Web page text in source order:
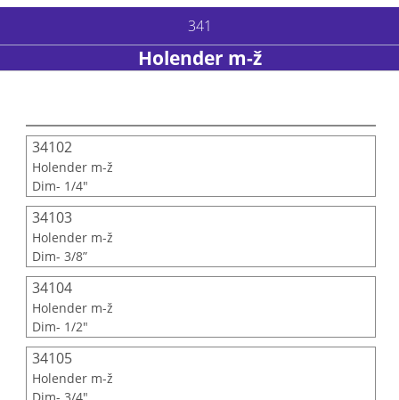
341
Holender m-ž
34102
Holender m-ž
Dim- 1/4"
34103
Holender m-ž
Dim- 3/8”
34104
Holender m-ž
Dim- 1/2"
34105
Holender m-ž
Dim- 3/4"